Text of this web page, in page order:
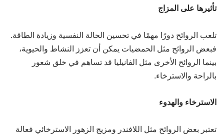
تأثيرها على المزاج
تلعب الروائح دورًا مهمًا في تحسين الحالة النفسية وزيادة الطاقة.
فبعض الروائح مثل الحمضيات يمكن أن تعزز النشاط والحيوية،
بينما الروائح الأخرى مثل الفانيليا قد تساهم في خلق شعور
بالراحة والاسترخاء.
الاسترخاء والهدوء
تعتبر بعض الروائح مثل اللافندر ومزيج الزهور الاسترخائي فعالة